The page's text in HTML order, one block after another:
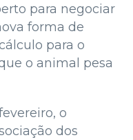
para negociar
forma de
para o
o animal pesa
o
dos